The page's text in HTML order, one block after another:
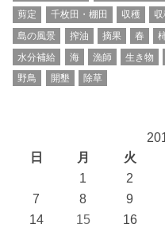
剪定
千枚田・棚田 収穫
島の風景
搾油 摘果 春
水分補給
海 漁師 生き物
野鳥
開墾 除草
日
月 火
1 2
7
8 9
14
15 16